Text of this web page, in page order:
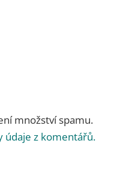
množství spamu.
údaje z komentářů.